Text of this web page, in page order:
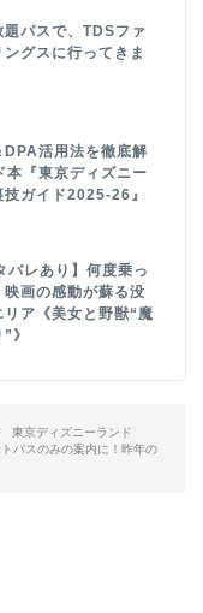
題パスで、TDSファ
グスに行ってきま
DPA活用法を徹底解
本『東京ディズニー
ガイド2025-26』
バレあり】何度乗っ
画の感動が蘇る没
ア《美女と野獣“魔
》
東京ディズニーランド
パスのみの案内に！昨年の